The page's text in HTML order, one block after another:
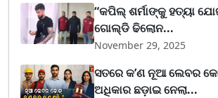
“କପିଲ୍ ଶର୍ମାଙ୍କୁ ହତ୍ୟା
ଗୋଲ୍ଡି ଢିଲୋନ...
November 29, 2025
ସତରେ କ’ଣ ନୂଆ ଲେବର
ଅଧିକାର ଛଡ଼ାଇ ନେଲା...